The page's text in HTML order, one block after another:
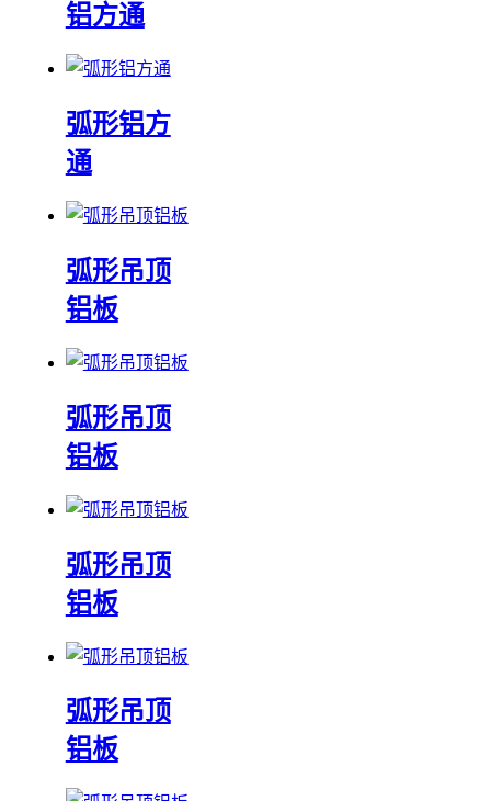
铝方通
弧形铝方
通
弧形吊顶
铝板
弧形吊顶
铝板
弧形吊顶
铝板
弧形吊顶
铝板